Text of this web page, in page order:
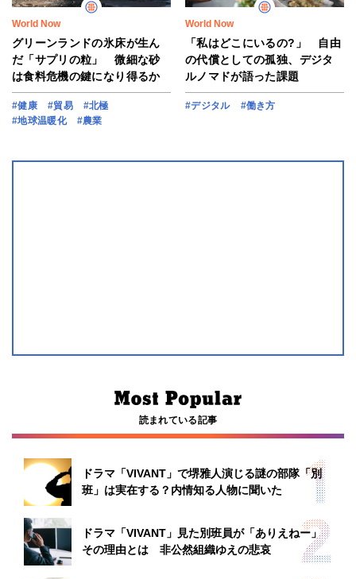
World Now
グリーンランドの氷床が生ん
だ「サプリの粒」 微細な砂
は食料危機の鍵になり得るか
#健康 #貿易
#北極
#地球温暖化
#農業
World Now
「私はどこにいるの?」 自由
の代償としての孤独、デジタ
ルノマドが語った課題
#デジタル #働き方
読まれている記事
ドラマ「VIVANT」で堺雅人演じる謎の部隊「別
班」は実在する？内情知る人物に聞いた
ドラマ「VIVANT」見た別班員が「ありえねー」
その理由とは 非公然組織ゆえの悲哀